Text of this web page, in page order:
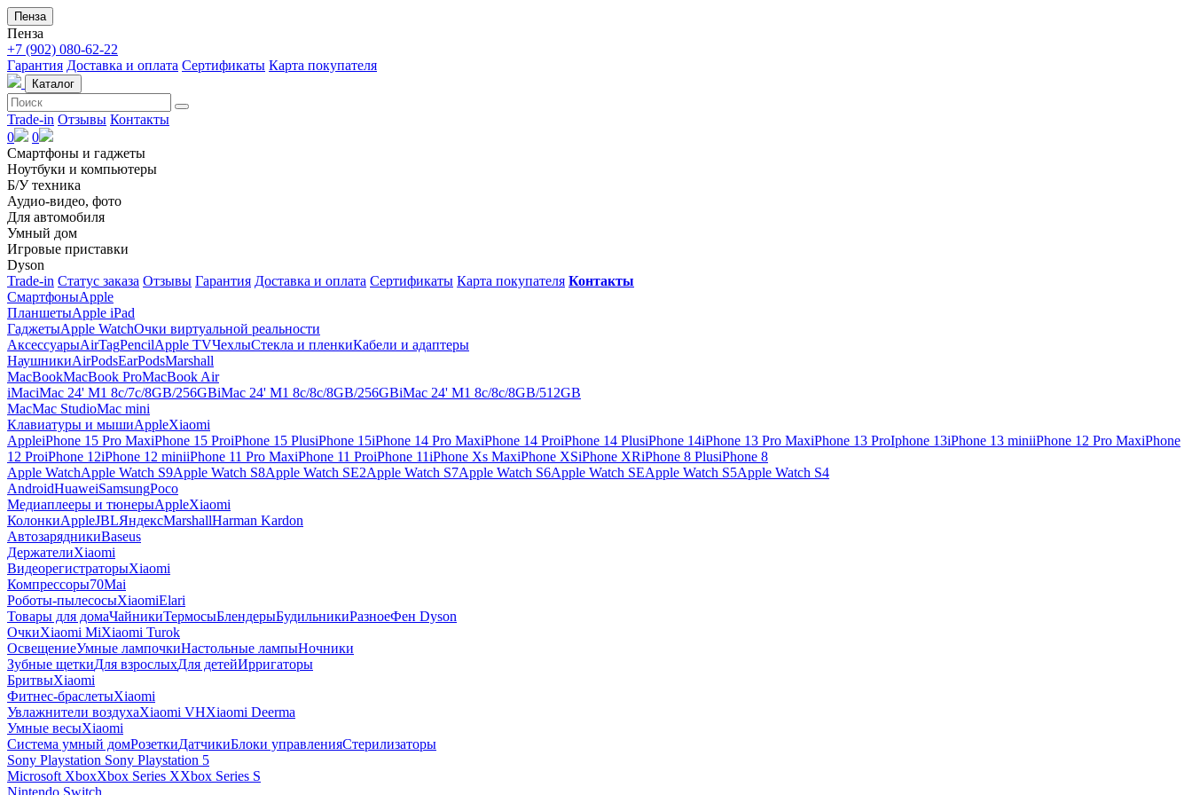
Пенза
Пенза
+7 (902) 080-62-22
Гарантия Доставка и оплата Сертификаты Карта покупателя
Каталог
Trade-in Отзывы Контакты
0
0
Смартфоны и гаджеты
Ноутбуки и компьютеры
Б/У техника
Аудио-видео, фото
Для автомобиля
Умный дом
Игровые приставки
Dyson
Trade-in Статус заказа Отзывы Гарантия Доставка и оплата Сертификаты Карта покупателя Контакты
СмартфоныApple
ПланшетыApple iPad
ГаджетыApple WatchОчки виртуальной реальности
АксессуарыAirTagPencilApple TVЧехлыСтекла и пленкиКабели и адаптеры
НаушникиAirPodsEarPodsMarshall
MacBookMacBook ProMacBook Air
iMaciMac 24' M1 8c/7c/8GB/256GBiMac 24' M1 8c/8c/8GB/256GBiMac 24' M1 8c/8c/8GB/512GB
MacMac StudioMac mini
Клавиатуры и мышиAppleXiaomi
AppleiPhone 15 Pro MaxiPhone 15 ProiPhone 15 PlusiPhone 15iPhone 14 Pro MaxiPhone 14 ProiPhone 14 PlusiPhone 14iPhone 13 Pro MaxiPhone 13 ProIphone 13iPhone 13 miniiPhone 12 Pro MaxiPhone
12 ProiPhone 12iPhone 12 miniiPhone 11 Pro MaxiPhone 11 ProiPhone 11iPhone Xs MaxiPhone XSiPhone XRiPhone 8 PlusiPhone 8
Apple WatchApple Watch S9Apple Watch S8Apple Watch SE2Apple Watch S7Apple Watch S6Apple Watch SEApple Watch S5Apple Watch S4
AndroidHuaweiSamsungPoco
Медиаплееры и тюнерыAppleXiaomi
КолонкиAppleJBLЯндексMarshallHarman Kardon
АвтозарядникиBaseus
ДержателиXiaomi
ВидеорегистраторыXiaomi
Компрессоры70Mai
Роботы-пылесосыXiaomiElari
Товары для домаЧайникиТермосыБлендерыБудильникиРазноеФен Dyson
ОчкиXiaomi MiXiaomi Turok
ОсвещениеУмные лампочкиНастольные лампыНочники
Зубные щеткиДля взрослыхДля детейИрригаторы
БритвыXiaomi
Фитнес-браслетыXiaomi
Увлажнители воздухаXiaomi VHXiaomi Deerma
Умные весыXiaomi
Система умный домРозеткиДатчикиБлоки управленияСтерилизаторы
Sony Playstation Sony Playstation 5
Microsoft XboxXbox Series XXbox Series S
Nintendo Switch